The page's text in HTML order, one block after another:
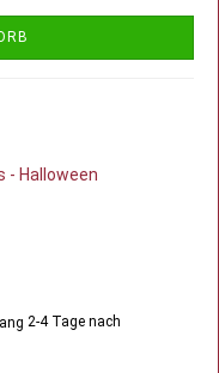
2-4 Tage nach